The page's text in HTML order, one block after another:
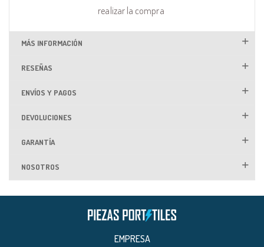
realizar la compra
MÁS INFORMACIÓN
RESEÑAS
ENVÍOS Y PAGOS
DEVOLUCIONES
GARANTÍA
NOSOTROS
EMPRESA